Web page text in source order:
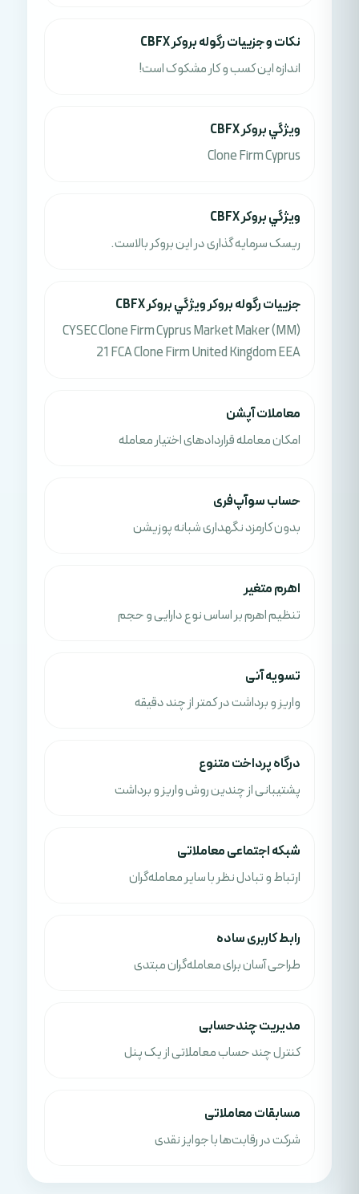
نکات و جزييات رگوله بروکر CBFX
اندازه این کسب و کار مشکوک است!
ويژگي بروکر CBFX
Clone Firm Cyprus
ويژگي بروکر CBFX
ریسک سرمایه گذاری در این بروکر بالاست.
جزييات رگوله بروکر ويژگي بروکر CBFX
CYSEC Clone Firm Cyprus Market Maker (MM)
21 FCA Clone Firm United Kingdom EEA
معاملات آپشن
امکان معامله قراردادهای اختیار معامله
حساب سوآپ‌فری
بدون کارمزد نگهداری شبانه پوزیشن
اهرم متغیر
تنظیم اهرم بر اساس نوع دارایی و حجم
تسویه آنی
واریز و برداشت در کمتر از چند دقیقه
درگاه پرداخت متنوع
پشتیبانی از چندین روش واریز و برداشت
شبکه اجتماعی معاملاتی
ارتباط و تبادل نظر با سایر معامله‌گران
رابط کاربری ساده
طراحی آسان برای معامله‌گران مبتدی
مدیریت چندحسابی
کنترل چند حساب معاملاتی از یک پنل
مسابقات معاملاتی
شرکت در رقابت‌ها با جوایز نقدی